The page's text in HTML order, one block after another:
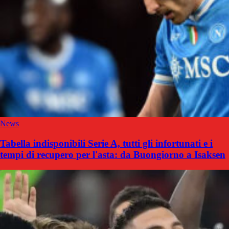
News
Tabella indisponibili Serie A, tutti gli infortunati e i
tempi di recupero per l'asta: da Buongiorno a Isaksen